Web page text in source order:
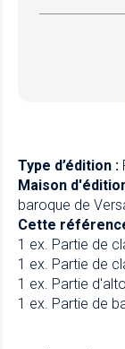
Type d’édition :
Maison
baroque de
Cette
1 ex. Partie de
1 ex. Partie de
1 ex. Partie d'alto
1 ex. Partie de